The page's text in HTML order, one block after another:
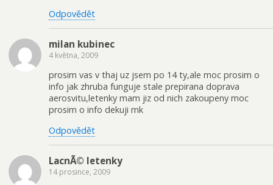
Odpovědět
milan kubinec
4 května, 2009
prosim vas v thaj uz jsem po 14 ty,ale moc prosim o
info jak zhruba funguje stale prepirana doprava
aerosvitu,letenky mam jiz od nich zakoupeny moc
prosim o info dekuji mk
Odpovědět
LacnÃ© letenky
14 prosince, 2009